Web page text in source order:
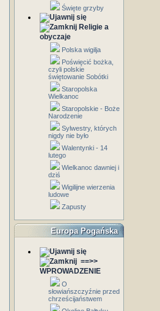
Święte grzyby
Religie a
obyczaje
Polska wigilja
Poświęcić bożka,
czyli polskie
świętowanie Sobótki
Staropolska
Wielkanoc
Staropolskie - Boże
Narodzenie
Sylwestry, których
nigdy nie było
Walentynki - 14
lutego
Wielkanoc dawniej i
dziś
Wigilijne wierzenia
ludowe
Zapusty
Europa Pogańska
==>>
WPROWADZENIE
O
słowiańszczyźnie przed
chrześcijaństwem